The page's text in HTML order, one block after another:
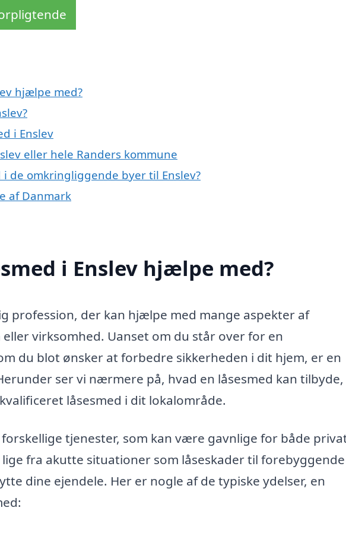
hjælpe med?
i Enslev
eller hele Randers kommune
de omkringliggende byer til Enslev?
af Danmark
i Enslev hjælpe med?
profession, der kan hjælpe med mange aspekter af
virksomhed. Uanset om du står over for en
du blot ønsker at forbedre sikkerheden i dit hjem, er en
ser vi nærmere på, hvad en låsesmed kan tilbyde,
låsesmed i dit lokalområde.
tjenester, som kan være gavnlige for både
fra akutte situationer som låseskader til forebyggende
dine ejendele. Her er nogle af de typiske ydelser, en